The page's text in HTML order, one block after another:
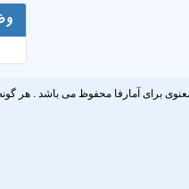
برای آمارفا محفوظ می باشد . هر